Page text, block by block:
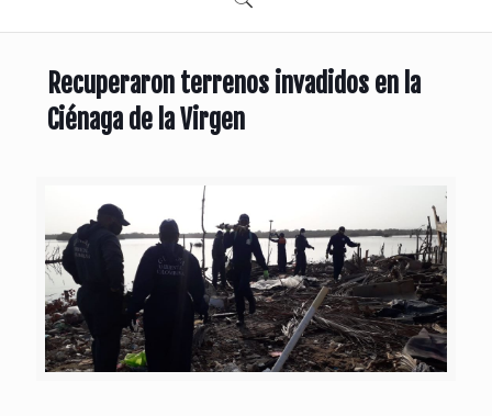
Recuperaron terrenos invadidos en la
Ciénaga de la Virgen